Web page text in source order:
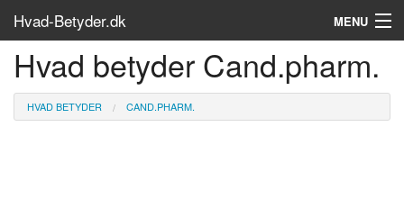
Hvad-Betyder.dk MENU
Om siden
Søg...
Hvad betyder Cand.pharm.
HVAD BETYDER CAND.PHARM.